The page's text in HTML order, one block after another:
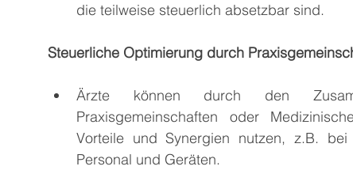
die teilweise steuerlich absetzbar sind.
Steuerliche Optimierung durch
Ärzte können durch den
Praxisgemeinschaften oder
Vorteile und Synergien nutzen, z.B.
Personal und Geräten.